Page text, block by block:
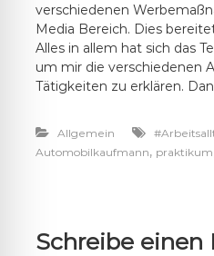
verschiedenen
Media Bereich. Dies
Alles in allem hat sich das
um mir die verschiedenen
Tätigkeiten zu erklären.
Allgemein
Automobilkaufmann, praktikum
Schreibe